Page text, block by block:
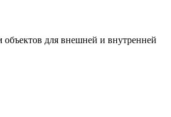
для внешней и внутренней